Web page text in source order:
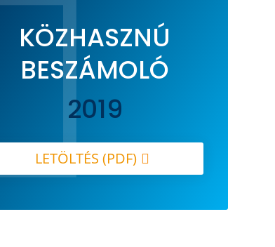
KÖZHASZNÚ
BESZÁMOLÓ
2019
LETÖLTÉS (PDF)